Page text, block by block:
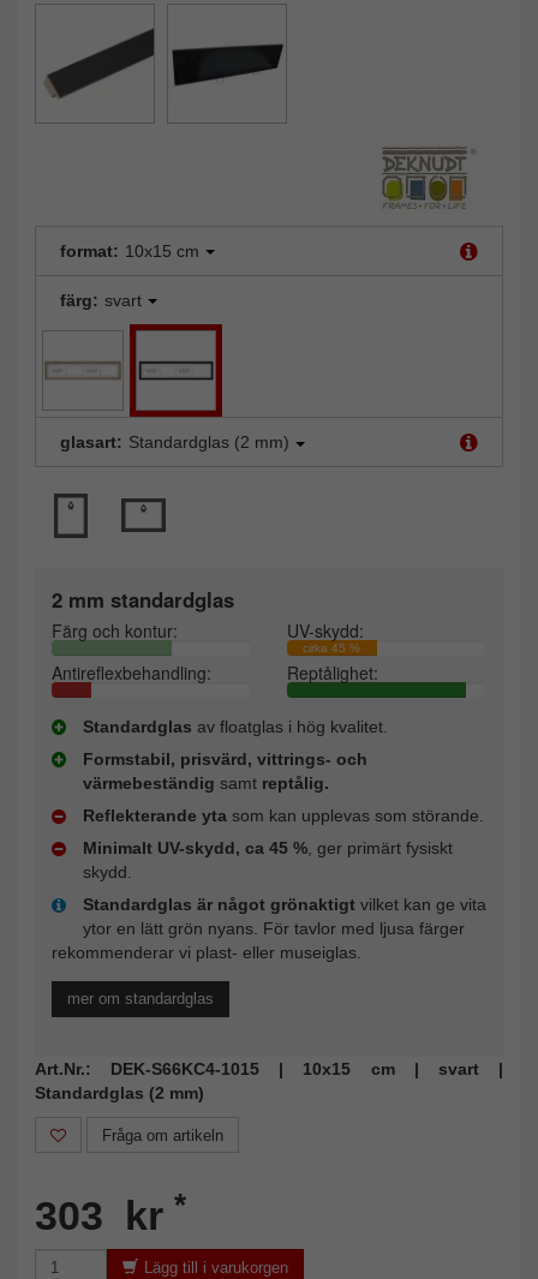
format: 10x15 cm
färg: svart
glasart: Standardglas (2 mm)
2 mm standardglas
Färg och kontur: UV-skydd:
cirka 45 %
Antireflexbehandling: Reptålighet:
Standardglas av floatglas i hög kvalitet.
Formstabil, prisvärd, vittrings- och
värmebeständig samt reptålig.
Reflekterande yta som kan upplevas som störande.
Minimalt UV-skydd, ca 45 %, ger primärt fysiskt
skydd.
Standardglas är något grönaktigt vilket kan ge vita
ytor en lätt grön nyans. För tavlor med ljusa färger
rekommenderar vi plast- eller museiglas.
mer om standardglas
Art.Nr.: DEK-S66KC4-1015 | 10x15 cm | svart |
Standardglas (2 mm)
Fråga om artikeln
303 kr *
Lägg till i varukorgen